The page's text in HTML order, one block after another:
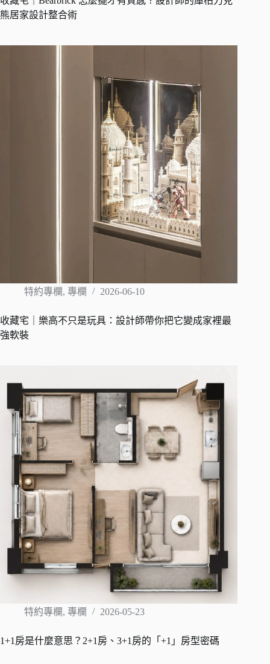
熊居家設計整合術
特約專欄, 專欄 2026-06-10
收藏宅｜樂高不只是玩具：設計師帶你把它變成家裡最
強軟裝
特約專欄, 專欄 2026-05-23
1+1房是什麼意思？2+1房、3+1房的「+1」房型密碼